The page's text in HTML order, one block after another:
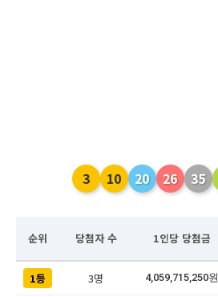
3 10 20 26 35
순위 당첨자 수 1인당 당첨금
1등 3명 4,059,715,250원